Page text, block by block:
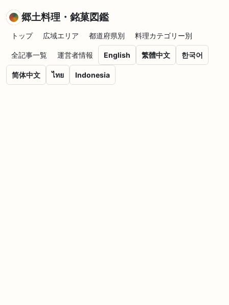
郷土料理・銘菓図鑑
トップ 広域エリア 都道府県別 料理カテゴリー別
全記事一覧 運営者情報 English 繁體中文 한국어
简体中文 ไทย Indonesia